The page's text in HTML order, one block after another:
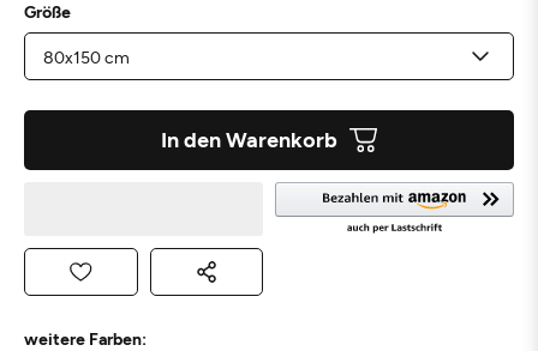
Größe
In den Warenkorb
weitere Farben: